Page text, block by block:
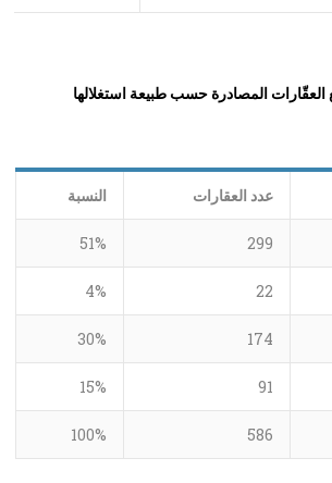
عدد العقارات النسبة
299
51%
22
4%
174
30%
91
15%
586
100%